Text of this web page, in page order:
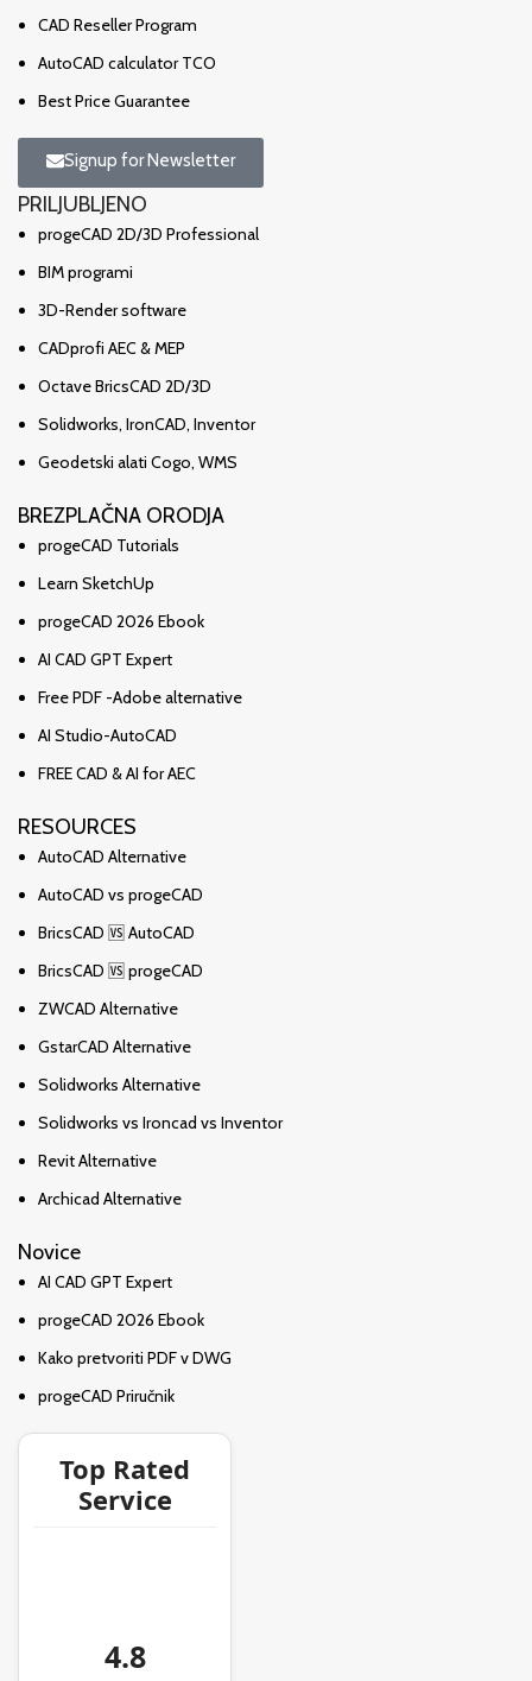
CAD Reseller Program
AutoCAD calculator TCO
Best Price Guarantee
Signup for Newsletter
PRILJUBLJENO
progeCAD 2D/3D Professional
BIM programi
3D-Render software
CADprofi AEC & MEP
Octave BricsCAD 2D/3D
Solidworks, IronCAD, Inventor
Geodetski alati Cogo, WMS
BREZPLAČNA ORODJA
progeCAD Tutorials
Learn SketchUp
progeCAD 2026 Ebook
AI CAD GPT Expert
Free PDF -Adobe alternative
AI Studio-AutoCAD
FREE CAD & AI for AEC
RESOURCES
AutoCAD Alternative
AutoCAD vs progeCAD
BricsCAD 🆚 AutoCAD
BricsCAD 🆚 progeCAD
ZWCAD Alternative
GstarCAD Alternative
Solidworks Alternative
Solidworks vs Ironcad vs Inventor
Revit Alternative
Archicad Alternative
Novice
AI CAD GPT Expert
progeCAD 2026 Ebook
Kako pretvoriti PDF v DWG
progeCAD Priručnik
Top Rated
Service
4.8